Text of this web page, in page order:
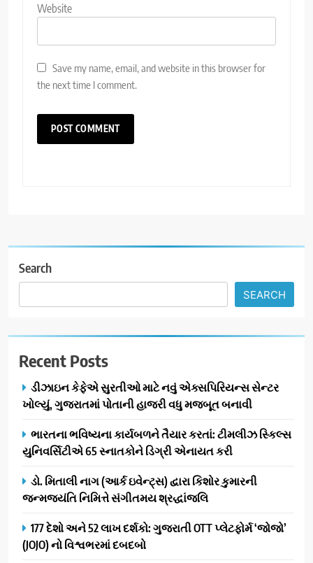
Website
Save my name, email, and website in this browser for
the next time I comment.
Search
SEARCH
Recent Posts
ડીઝાઇન કેફેએ સુરતીઓ માટે નવું એક્સપિરિયન્સ સેન્ટર
ખોલ્યું, ગુજરાતમાં પોતાની હાજરી વધુ મજબૂત બનાવી
ભારતના ભવિષ્યના કાર્યબળને તૈયાર કરતાં: ટીમલીઝ સ્કિલ્સ
યુનિવર્સિટીએ 65 સ્નાતકોને ડિગ્રી એનાયત કરી
ડો. મિતાલી નાગ (આર્ક ઇવેન્ટ્સ) દ્વારા કિશોર કુમારની
જન્મજયંતિ નિમિત્તે સંગીતમય શ્રદ્ધાંજલિ
177 દેશો અને 52 લાખ દર્શકો: ગુજરાતી OTT પ્લેટફોર્મ ‘જોજો’
(JOJO) નો વિશ્વભરમાં દબદબો